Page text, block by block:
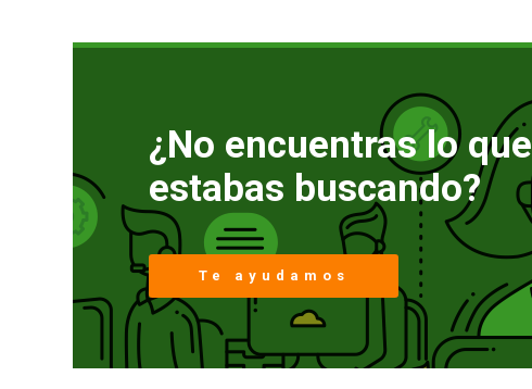
¿No encuentras lo que
estabas buscando?
Te ayudamos